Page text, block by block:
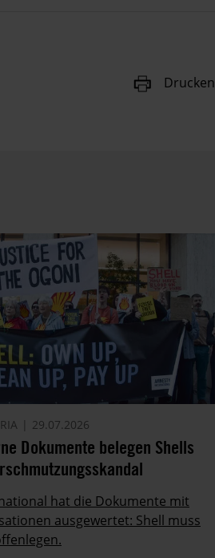
Drucken
29.07.2026
Dokumente belegen Shells
hat die Dokumente mit
ausgewertet: Shell muss